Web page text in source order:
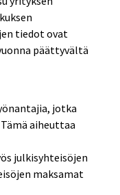
tiedot ovat
päättyvältä
jotka
aiheuttaa
julkisyhteisöjen
maksamat